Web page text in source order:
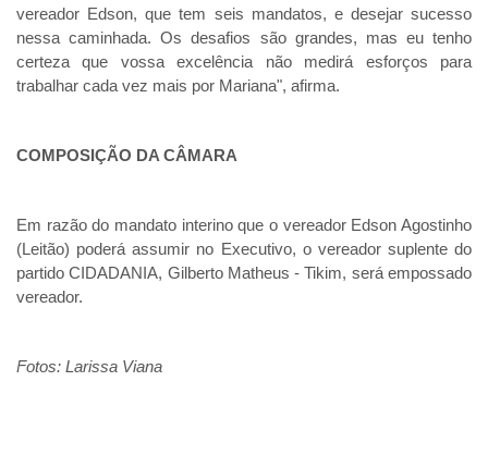
vereador Edson, que tem seis mandatos, e desejar sucesso
nessa caminhada. Os desafios são grandes, mas eu tenho
certeza que vossa excelência não medirá esforços para
trabalhar cada vez mais por Mariana", afirma.
COMPOSIÇÃO DA CÂMARA
Em razão do mandato interino que o vereador Edson Agostinho
(Leitão) poderá assumir no Executivo, o vereador suplente do
partido CIDADANIA, Gilberto Matheus - Tikim, será empossado
vereador.
Fotos: Larissa Viana